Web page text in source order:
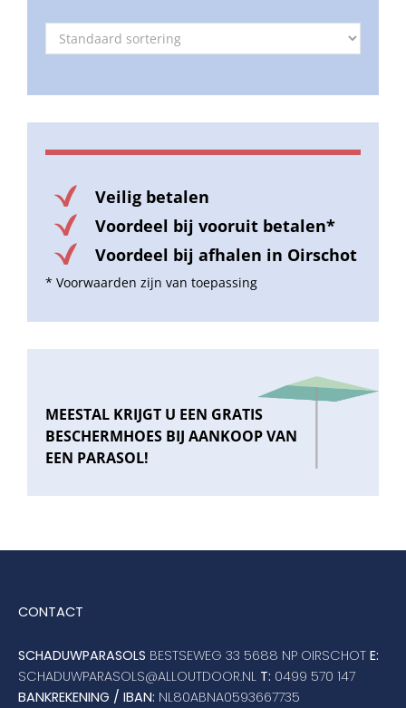
Veilig betalen
Voordeel bij vooruit betalen*
Voordeel bij afhalen in Oirschot
* Voorwaarden zijn van toepassing
MEESTAL KRIJGT U EEN GRATIS
BESCHERMHOES BIJ AANKOOP VAN
EEN PARASOL!
CONTACT
SCHADUWPARASOLS BESTSEWEG 33 5688 NP OIRSCHOT E:
SCHADUWPARASOLS@ALLOUTDOOR.NL T: 0499 570 147
BANKREKENING / IBAN: NL80ABNA0593667735